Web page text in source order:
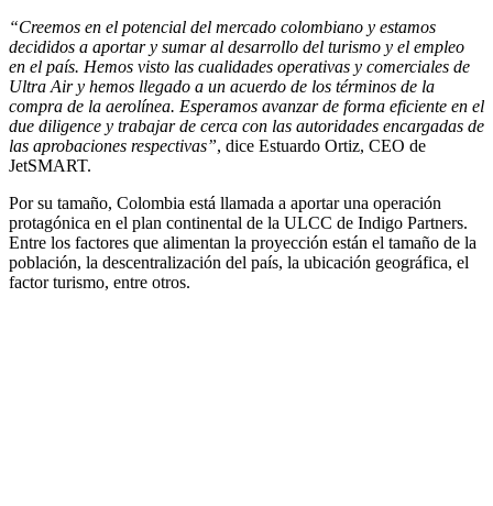
“Creemos en el potencial del mercado colombiano y estamos
decididos a aportar y sumar al desarrollo del turismo y el empleo
en el país. Hemos visto las cualidades operativas y comerciales de
Ultra Air y hemos llegado a un acuerdo de los términos de la
compra de la aerolínea. Esperamos avanzar de forma eficiente en el
due diligence y trabajar de cerca con las autoridades encargadas de
las aprobaciones respectivas”, dice Estuardo Ortiz, CEO de
JetSMART.
Por su tamaño, Colombia está llamada a aportar una operación
protagónica en el plan continental de la ULCC de Indigo Partners.
Entre los factores que alimentan la proyección están el tamaño de la
población, la descentralización del país, la ubicación geográfica, el
factor turismo, entre otros.